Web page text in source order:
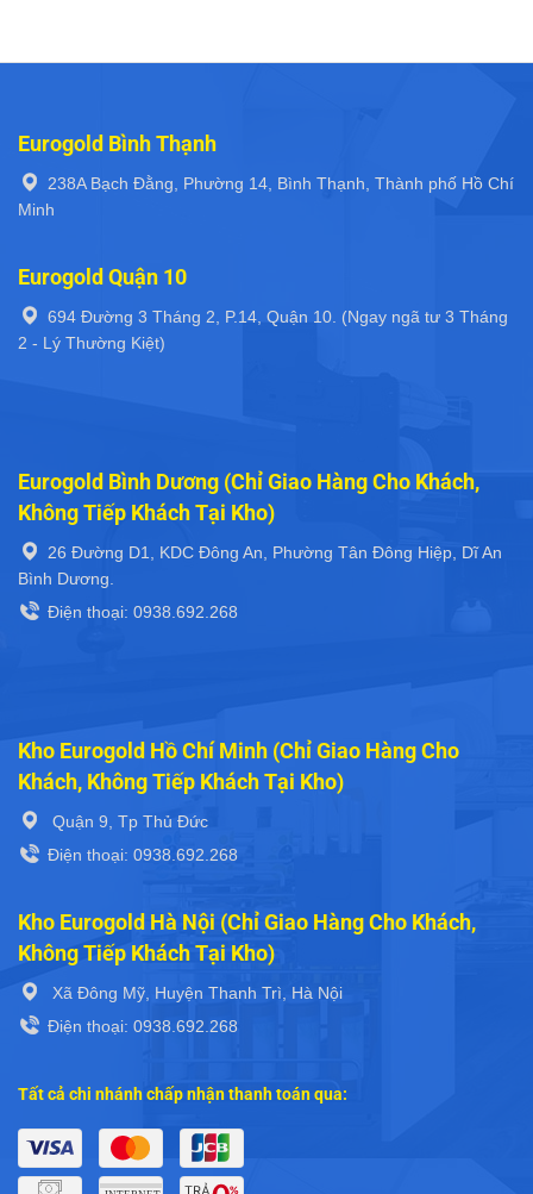
Eurogold Bình Thạnh
238A Bạch Đằng, Phường 14, Bình Thạnh, Thành phố Hồ Chí
Minh
Eurogold Quận 10
694 Đường 3 Tháng 2, P.14, Quận 10. (Ngay ngã tư 3 Tháng
2 - Lý Thường Kiệt)
Eurogold Bình Dương (Chỉ Giao Hàng Cho Khách,
Không Tiếp Khách Tại Kho)
26 Đường D1, KDC Đông An, Phường Tân Đông Hiệp, Dĩ An
Bình Dương.
Điện thoại: 0938.692.268
Kho Eurogold Hồ Chí Minh (Chỉ Giao Hàng Cho
Khách, Không Tiếp Khách Tại Kho)
Quận 9, Tp Thủ Đức
Điện thoại: 0938.692.268
Kho Eurogold Hà Nội (Chỉ Giao Hàng Cho Khách,
Không Tiếp Khách Tại Kho)
Xã Đông Mỹ, Huyện Thanh Trì, Hà Nội
Điện thoại: 0938.692.268
Tất cả chi nhánh chấp nhận thanh toán qua: